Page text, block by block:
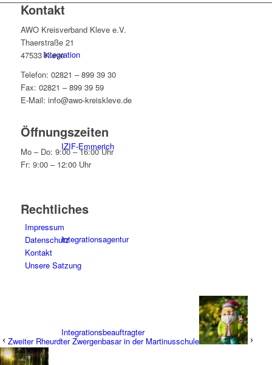
Integration
IZIF-Emmerich
Integrationsagentur
Integrationsbeauftragter
Kontakt
AWO Kreisverband Kleve e.V.
Thaerstraße 21
47533 Kleve
Telefon: 02821 – 899 39 30
Fax: 02821 – 899 39 59
E-Mail: info@awo-kreiskleve.de
Öffnungszeiten
Mo – Do: 9:00 – 16:00 Uhr
Fr: 9:00 – 12:00 Uhr
Rechtliches
Impressum
Datenschutz
Kontakt
Unsere Satzung
Zweiter Rheurdter Zwergenbasar in der Martinusschule